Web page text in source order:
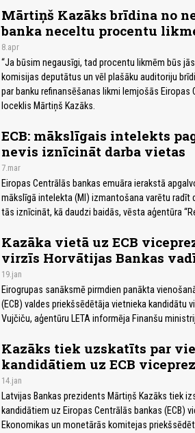
Mārtiņš Kazāks brīdina no
banka neceltu procentu
8.apr
“Ja būsim negausīgi, tad procentu likmēm būs
komisijas deputātus un vēl plašāku auditoriju
par banku refinansēšanas likmi lemjošās Eiropas
loceklis Mārtiņš Kazāks.
ECB: mākslīgais intelekts
nevis iznīcināt darba vietas
7.mar
Eiropas Centrālās bankas emuāra ierakstā
mākslīgā intelekta (MI) izmantošana varētu radīt
tās iznīcināt, kā daudzi baidās, vēsta aģentūra
Kazāka vietā uz ECB
virzīs Horvātijas Bankas
19.jan
Eirogrupas sanāksmē pirmdien panākta
(ECB) valdes priekšsēdētāja vietnieka kandidātu
Vujčiču, aģentūru LETA informēja Finanšu
Kazāks tiek uzskatīts par
kandidātiem uz ECB
14.jan
Latvijas Bankas prezidents Mārtiņš Kazāks tiek
kandidātiem uz Eiropas Centrālās bankas (ECB)
Ekonomikas un monetārās komitejas